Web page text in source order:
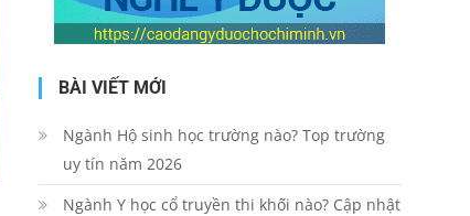
BÀI VIẾT MỚI
Ngành Hộ sinh học trường nào? Top trường
uy tín năm 2026
Ngành Y học cổ truyền thi khối nào? Cập nhật